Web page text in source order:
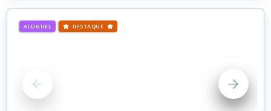
ALUGUEL DESTAQUE